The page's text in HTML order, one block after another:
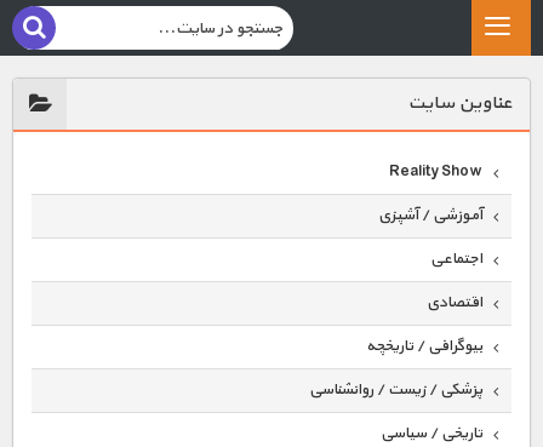
عناوين سايت
Reality Show
آموزشی / آشپزی
اجتماعی
اقتصادی
بیوگرافی / تاریخچه
پزشکی / زیست / روانشناسی
تاریخی / سیاسی